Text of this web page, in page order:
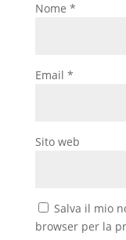
Nome *
Email *
Sito web
Salva il mio
browser per la